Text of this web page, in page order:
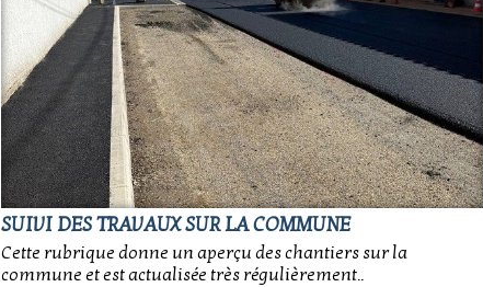
SUIVI DES TRAVAUX SUR LA COMMUNE
Cette rubrique donne un aperçu des chantiers sur la
commune et est actualisée très régulièrement..